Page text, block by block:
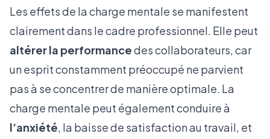
Les effets de la charge mentale se manifestent
clairement dans le cadre professionnel. Elle peut
altérer la performancedes collaborateurs, car
un esprit constamment préoccupé ne parvient
pas à se concentrer de manière optimale. La
charge mentale peut également conduire à
l’anxiété, la baisse de satisfaction au travail, et